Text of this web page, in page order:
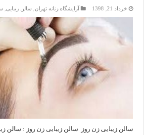
خرداد 21, 1398 آرایشگاه زنانه تهران ,سالن زیبایی ,
سالن زیبایی زن روز سالن زیبایی زن روز : سالن